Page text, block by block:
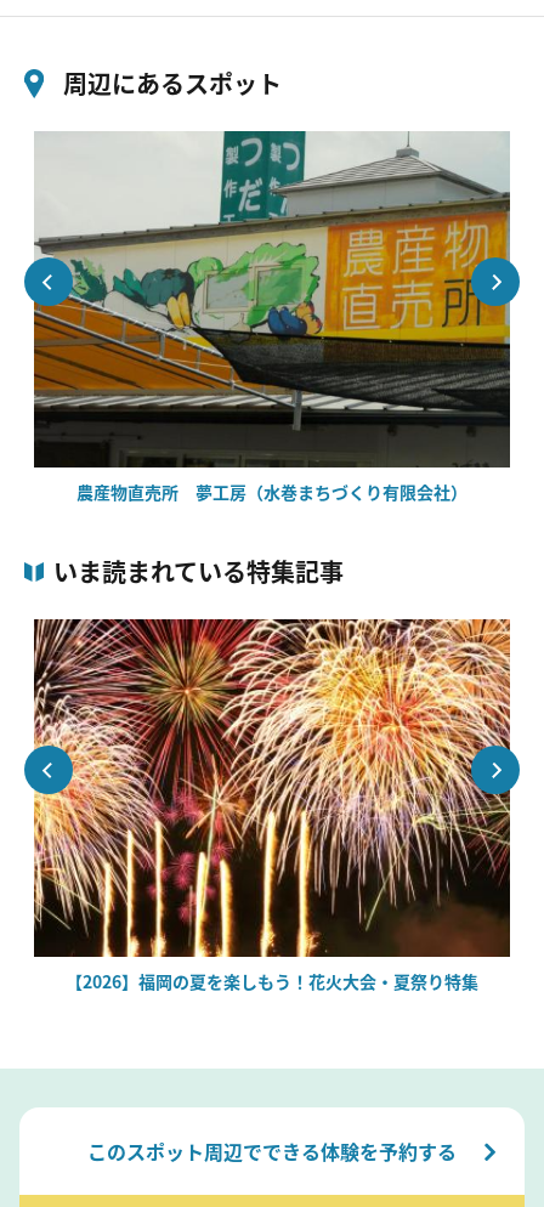
周辺にあるスポット
農産物直売所 夢工房（水巻まちづくり有限会社）
いま読まれている特集記事
【2026】福岡の夏を楽しもう！花火大会・夏祭り特集
このスポット周辺でできる体験を予約する